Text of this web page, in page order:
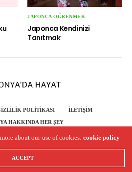
JAPONCA ÖĞRENMEK
Japonca Kendinizi
Tanıtmak
POLITIKASI İLETIŞIM
HAKKINDA HER ŞEY
2020 - All RIGHTS RESERVED.
about our use of cookies: cookie policy
ACCEPT